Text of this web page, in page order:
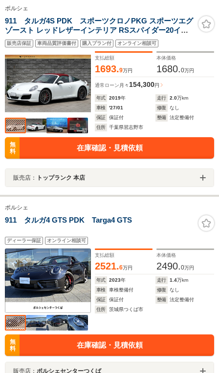
ポルシェ
911 タルガ4S PDK スポーツクロノPKG スポーツエグ
ゾースト レッドレザーインテリア RSスパイダー20イン
チAW アダプティブスポーツシート
販売店保証 車両品質評価書付 購入プラン付 オンライン相談可
支払総額
1693.9万円
本体価格
1680.0万円
通常ローン 月々 154,300円
年式 2019年 走行 2.0万km
車検
'27/01 修復
なし
保証
保証付 整備
法定整備付
住所
千葉県習志野市
無
料
在庫確認・見積依頼
販売店： トップランク 本店
ポルシェ
911 タルガ4 GTS PDK Targa4 GTS
ディーラー保証 オンライン相談可
支払総額
2521.6万円
本体価格
2490.0万円
年式 2023年 走行 1.4万km
車検
車検整備付 修復
なし
保証
保証付 整備
法定整備付
住所
茨城県つくば市
無
料
在庫確認・見積依頼
販売店： ポルシェセンターつくば